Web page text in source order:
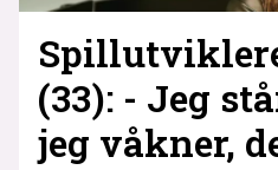
(33): - Jeg
jeg våkner,